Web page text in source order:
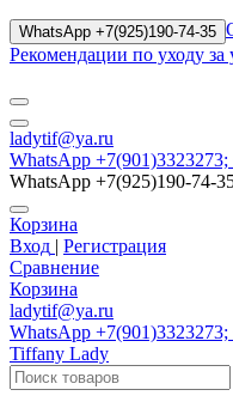
WhatsApp +7(925)190-74-35
Рекомендации по уходу
ladytif@ya.ru
WhatsApp
WhatsApp +7(925)190-74-
Корзина
Вход | Регистрация
Сравнение
Корзина
ladytif@ya.ru
WhatsApp
Tiffany Lady